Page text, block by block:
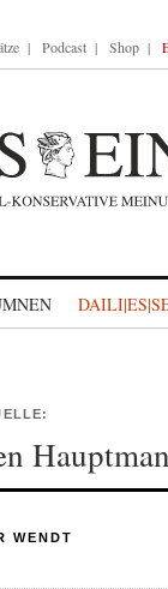
Podcast Shop
WENDT